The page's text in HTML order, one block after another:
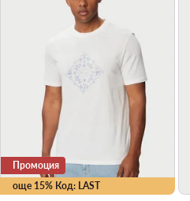
още 15% Код: LAST
Промоция